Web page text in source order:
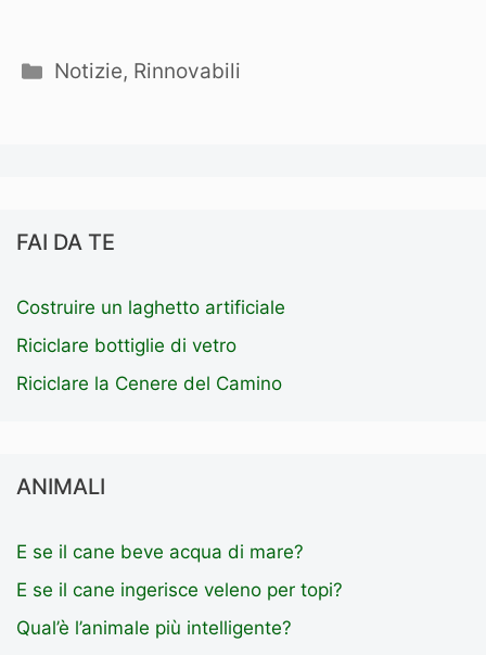
Categorie
Notizie, Rinnovabili
FAI DA TE
Costruire un laghetto artificiale
Riciclare bottiglie di vetro
Riciclare la Cenere del Camino
ANIMALI
E se il cane beve acqua di mare?
E se il cane ingerisce veleno per topi?
Qual’è l’animale più intelligente?